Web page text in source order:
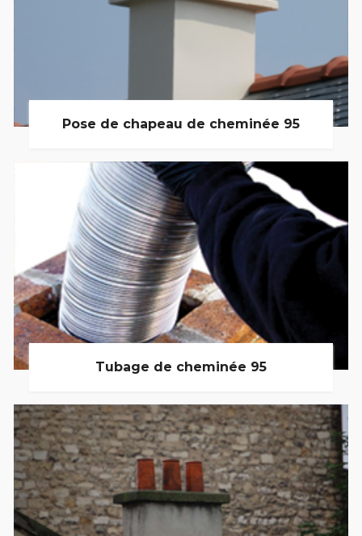
Pose de chapeau de cheminée 95
Tubage de cheminée 95